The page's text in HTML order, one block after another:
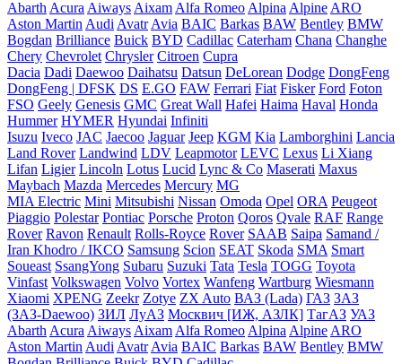
Abarth Acura Aiways Aixam Alfa Romeo Alpina Alpine ARO
Aston Martin Audi Avatr Avia BAIC Barkas BAW Bentley BMW
Bogdan Brilliance Buick BYD Cadillac Caterham Chana Changhe
Chery Chevrolet Chrysler Citroen Cupra
Dacia Dadi Daewoo Daihatsu Datsun DeLorean Dodge DongFeng
DongFeng | DFSK DS E.GO FAW Ferrari Fiat Fisker Ford Foton
FSO Geely Genesis GMC Great Wall Hafei Haima Haval Honda
Hummer HYMER Hyundai Infiniti
Isuzu Iveco JAC Jaecoo Jaguar Jeep KGM Kia Lamborghini Lancia
Land Rover Landwind LDV Leapmotor LEVC Lexus Li Xiang
Lifan Ligier Lincoln Lotus Lucid Lync & Co Maserati Maxus
Maybach Mazda Mercedes Mercury MG
MIA Electric Mini Mitsubishi Nissan Omoda Opel ORA Peugeot
Piaggio Polestar Pontiac Porsche Proton Qoros Qvale RAF Range
Rover Ravon Renault Rolls-Royce Rover SAAB Saipa Samand /
Iran Khodro / IKCO Samsung Scion SEAT Skoda SMA Smart
Soueast SsangYong Subaru Suzuki Tata Tesla TOGG Toyota
Vinfast Volkswagen Volvo Vortex Wanfeng Wartburg Wiesmann
Xiaomi XPENG Zeekr Zotye ZX Auto ВАЗ (Lada) ГАЗ ЗАЗ
(ЗАЗ-Daewoo) ЗИЛ ЛуАЗ Москвич [ИЖ, АЗЛК] ТагАЗ УАЗ
Abarth Acura Aiways Aixam Alfa Romeo Alpina Alpine ARO
Aston Martin Audi Avatr Avia BAIC Barkas BAW Bentley BMW